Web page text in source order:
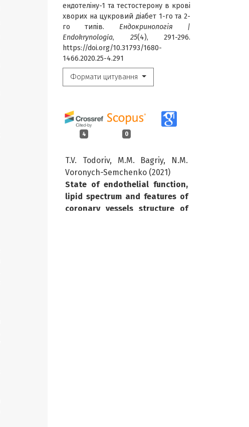
ендотеліну-1 та тестостерону в крові
хворих на цукровий діабет 1-го та 2-
го типів. Ендокринологія |
Endokrynologia, 25(4), 291-296.
https://doi.org/10.31793/1680-
1466.2020.25-4.291
Формати цитування
4 0
T.V. Todoriv, M.M. Bagriy, N.M.
Voronych-Semchenko (2021)
State of endothelial function,
lipid spectrum and features of
coronary vessels structure of